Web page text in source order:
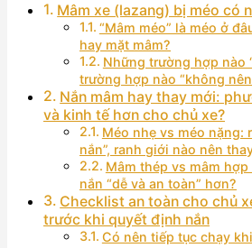
Mâm xe (lazang) bị méo có
“Mâm méo” là méo ở
hay mặt mâm?
Những trường hợp nào
trường hợp nào “không nên
Nắn mâm hay thay mới:
và kinh tế hơn cho chủ xe?
Méo nhẹ vs méo nặng:
nắn”, ranh giới nào nên
Mâm thép vs mâm
nắn “dễ và an toàn” hơn?
Checklist an toàn cho chủ
trước khi quyết định nắn
Có nên tiếp tục chạy